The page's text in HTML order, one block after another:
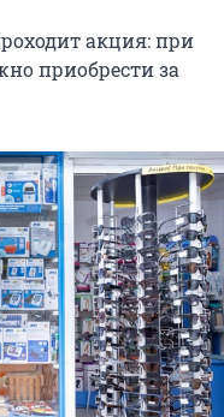
акция: при
приобрести за